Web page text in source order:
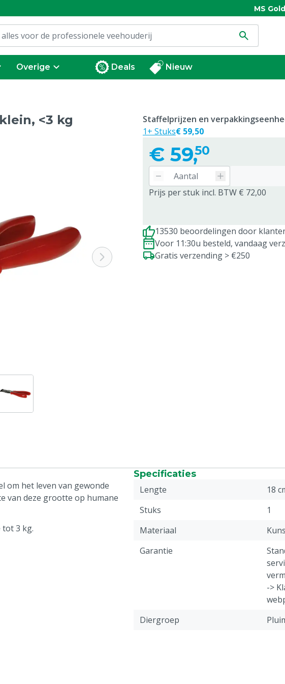
MS Gold
Overige Deals Nieuw
<3 kg
€ 59,50
Prijs per stuk incl. BTW € 72,00
Staffelprijzen en
1+ Stuks€ 59,50
13530 beoordelingen door
Voor 11:30u besteld, vandaag
Gratis verzending > €250
om het leven van gewonde
van deze grootte op humane
3 kg.
Specificaties
Lengte
18
Stuks
1
Materiaal
Garantie
->
Diergroep